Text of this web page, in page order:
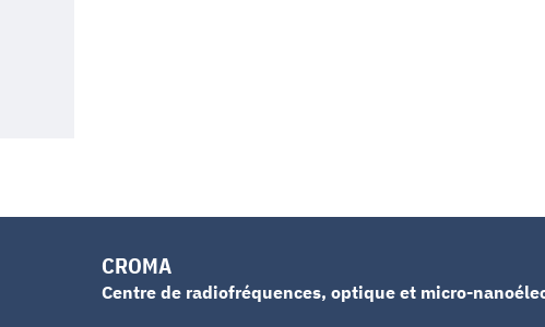
CROMA
Centre de radiofréquences, optique et micro-